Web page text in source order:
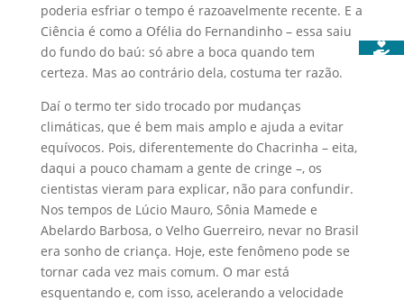
poderia esfriar o tempo é razoavelmente recente. E a
Ciência é como a Ofélia do Fernandinho – essa saiu
do fundo do baú: só abre a boca quando tem
certeza. Mas ao contrário dela, costuma ter razão.
Daí o termo ter sido trocado por mudanças
climáticas, que é bem mais amplo e ajuda a evitar
equívocos. Pois, diferentemente do Chacrinha – eita,
daqui a pouco chamam a gente de cringe –, os
cientistas vieram para explicar, não para confundir.
Nos tempos de Lúcio Mauro, Sônia Mamede e
Abelardo Barbosa, o Velho Guerreiro, nevar no Brasil
era sonho de criança. Hoje, este fenômeno pode se
tornar cada vez mais comum. O mar está
esquentando e, com isso, acelerando a velocidade